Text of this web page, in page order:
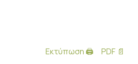
Εκτύπωση 🖨 PDF 📄